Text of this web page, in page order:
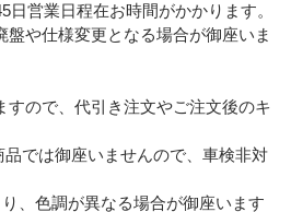
日営業日程在お時間がかかります。
盤や仕様変更となる場合が御座いま
すので、代引き注文やご注文後のキ
では御座いませんので、車検非対
、色調が異なる場合が御座います